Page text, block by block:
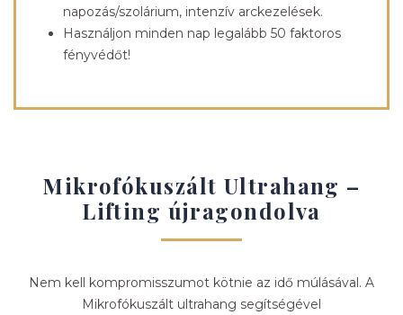
napozás/szolárium, intenzív arckezelések.
Használjon minden nap legalább 50 faktoros
fényvédőt!
Mikrofókuszált Ultrahang –
Lifting újragondolva
Nem kell kompromisszumot kötnie az idő múlásával. A
Mikrofókuszált ultrahang segítségével